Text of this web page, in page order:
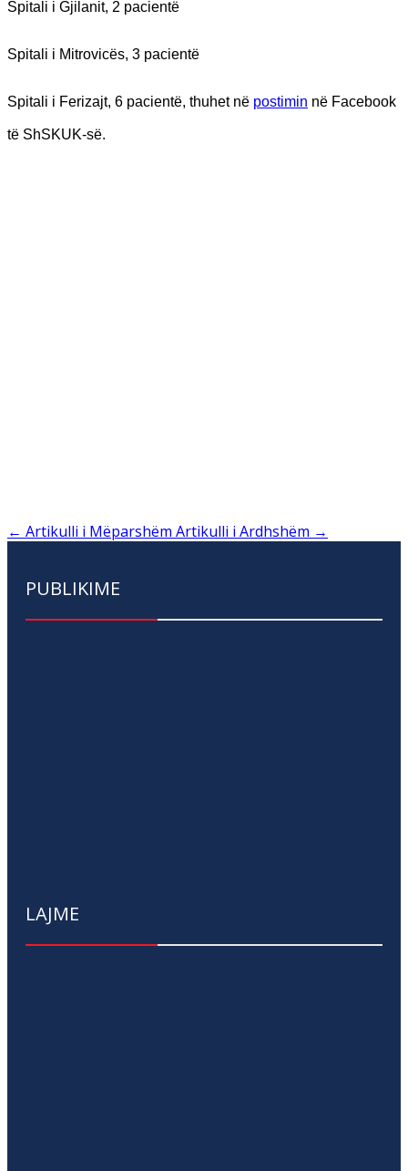
Spitali i Gjilanit, 2 pacientë
Spitali i Mitrovicës, 3 pacientë
Spitali i Ferizajt, 6 pacientë, thuhet në postimin në Facebook
të ShSKUK-së.
← Artikulli i Mëparshëm Artikulli i Ardhshëm →
PUBLIKIME
LAJME